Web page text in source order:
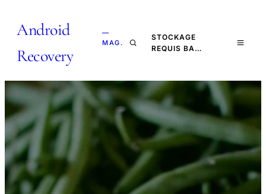
Android
Recovery
—
MAG.
STOCKAGE
REQUIS BA…